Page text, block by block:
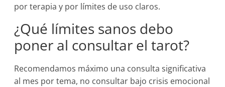
por terapia y por límites de uso claros.
¿Qué límites sanos debo
poner al consultar el tarot?
Recomendamos máximo una consulta significativa
al mes por tema, no consultar bajo crisis emocional